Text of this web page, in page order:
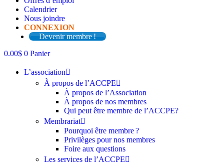
Calendrier
Nous joindre
CONNEXION
Devenir membre !
0.00$ 0 Panier
L’association
À propos de l’ACCPE
À propos de l’Association
À propos de nos membres
Qui peut être membre de l’ACCPE?
Membrariat
Pourquoi être membre ?​
Privilèges pour nos membres​
Foire aux questions
Les services de l’ACCPE